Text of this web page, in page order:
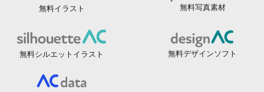
無料イラスト 無料写真素材
無料シルエットイラスト 無料デザインソフト